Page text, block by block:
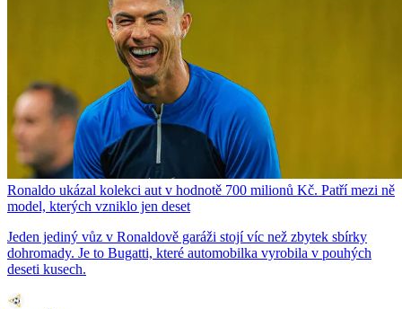
Ronaldo ukázal kolekci aut v hodnotě 700 milionů Kč. Patří mezi ně
model, kterých vzniklo jen deset
Jeden jediný vůz v Ronaldově garáži stojí víc než zbytek sbírky
dohromady. Je to Bugatti, které automobilka vyrobila v pouhých
deseti kusech.